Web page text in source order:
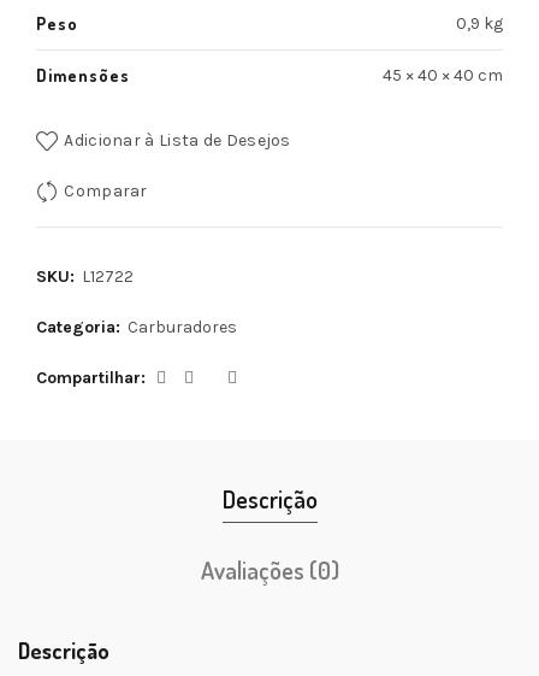
Peso 0,9 kg
Dimensões 45 × 40 × 40 cm
Adicionar à Lista de Desejos
Comparar
SKU: L12722
Categoria: Carburadores
Compartilhar
Descrição
Avaliações (0)
Descrição